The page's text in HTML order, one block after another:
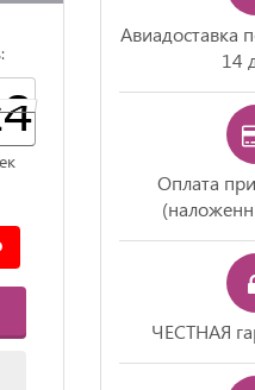
Авиадоставка
14
Оплата
ЧЕСТНАЯ